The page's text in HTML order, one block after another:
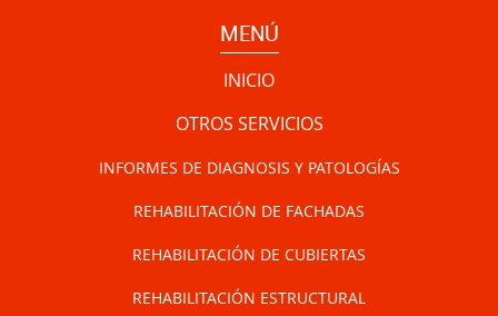
MENÚ
INICIO
OTROS SERVICIOS
INFORMES DE DIAGNOSIS Y PATOLOGÍAS
REHABILITACIÓN DE FACHADAS
REHABILITACIÓN DE CUBIERTAS
REHABILITACIÓN ESTRUCTURAL